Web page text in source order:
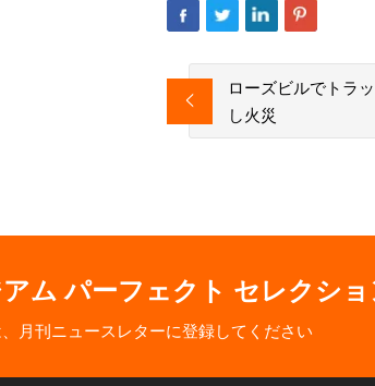
ローズビルでトラ
し火災
ム パーフェクト セレクショ
月刊ニュースレターに登録してください